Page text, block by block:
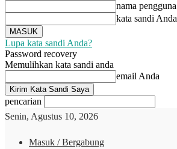
nama pengguna
kata sandi Anda
Lupa kata sandi Anda?
Password recovery
Memulihkan kata sandi anda
email Anda
pencarian
Senin, Agustus 10, 2026
Masuk / Bergabung